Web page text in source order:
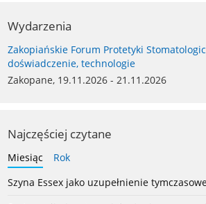
Wydarzenia
Zakopiańskie Forum Protetyki
doświadczenie, technologie
Zakopane, 19.11.2026 - 21.11.2026
Najczęściej czytane
Miesiąc
Rok
Szyna Essex jako uzupełnienie